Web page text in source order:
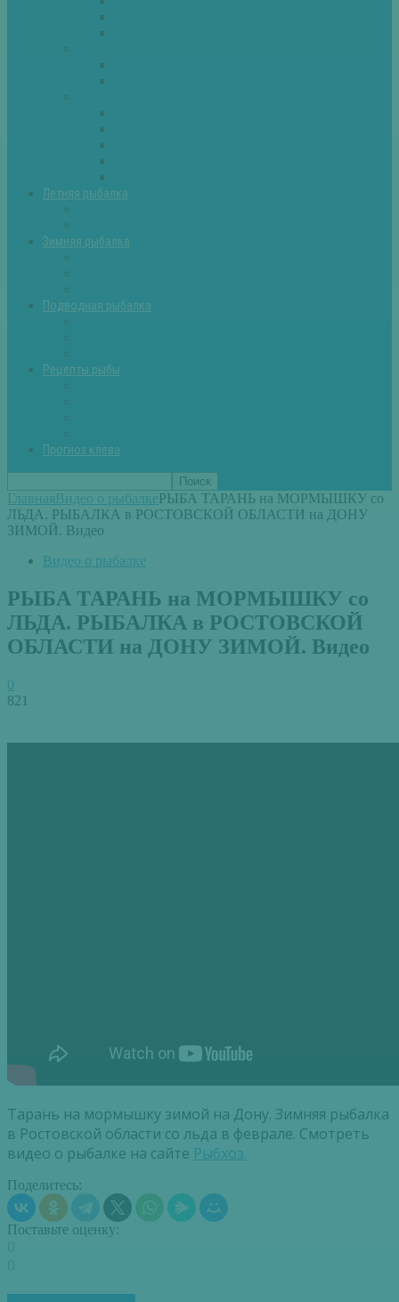
Летняя рыбалка
Зимняя рыбалка
Подводная рыбалка
Рецепты рыбы
Прогноз клева
ГлавнаяВидео о рыбалкеРЫБА ТАРАНЬ на МОРМЫШКУ со
ЛЬДА. РЫБАЛКА в РОСТОВСКОЙ ОБЛАСТИ на ДОНУ
ЗИМОЙ. Видео
Видео о рыбалке
РЫБА ТАРАНЬ на МОРМЫШКУ со
ЛЬДА. РЫБАЛКА в РОСТОВСКОЙ
ОБЛАСТИ на ДОНУ ЗИМОЙ. Видео
0
821
Тарань на мормышку зимой на Дону. Зимняя рыбалка
в Ростовской области со льда в феврале. Смотреть
видео о рыбалке на сайте Рыбхоз.
Поделитесь:
Поставьте оценку: